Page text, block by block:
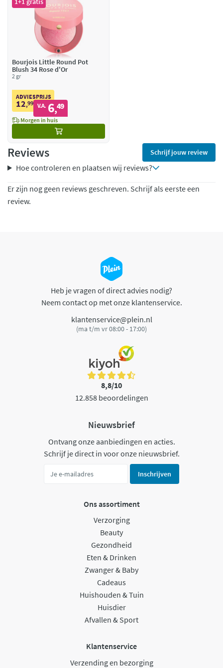
Bourjois Little Round Pot
Blush 34 Rose d'Or
2 gr
ADVIESPRIJS
12,99 V.A. 6,49
Morgen in huis
Reviews Schrijf jouw review
Hoe controleren en plaatsen wij reviews?
Er zijn nog geen reviews geschreven. Schrijf als eerste een
review.
Heb je vragen of direct advies nodig?
Neem contact op met onze klantenservice.
klantenservice@plein.nl
(ma t/m vr 08:00 - 17:00)
8,8/10
12.858 beoordelingen
Nieuwsbrief
Ontvang onze aanbiedingen en acties.
Schrijf je direct in voor onze nieuwsbrief.
Inschrijven
Ons assortiment
Verzorging
Beauty
Gezondheid
Eten & Drinken
Zwanger & Baby
Cadeaus
Huishouden & Tuin
Huisdier
Afvallen & Sport
Klantenservice
Verzending en bezorging